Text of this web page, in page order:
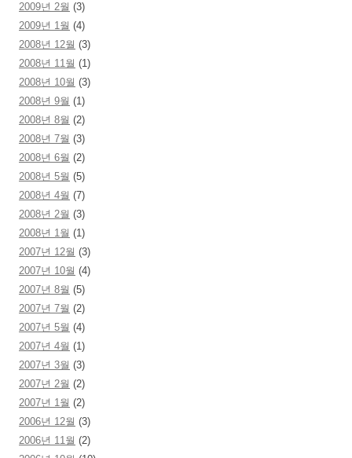
2009년 2월 (3)
2009년 1월 (4)
2008년 12월 (3)
2008년 11월 (1)
2008년 10월 (3)
2008년 9월 (1)
2008년 8월 (2)
2008년 7월 (3)
2008년 6월 (2)
2008년 5월 (5)
2008년 4월 (7)
2008년 2월 (3)
2008년 1월 (1)
2007년 12월 (3)
2007년 10월 (4)
2007년 8월 (5)
2007년 7월 (2)
2007년 5월 (4)
2007년 4월 (1)
2007년 3월 (3)
2007년 2월 (2)
2007년 1월 (2)
2006년 12월 (3)
2006년 11월 (2)